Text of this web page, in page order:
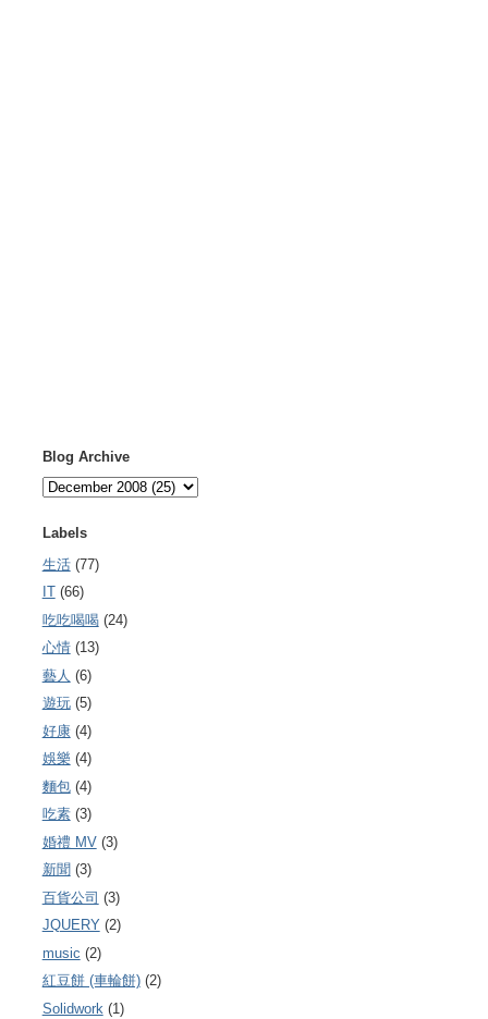
Blog Archive
Labels
生活 (77)
IT (66)
吃吃喝喝 (24)
心情 (13)
藝人 (6)
遊玩 (5)
好康 (4)
娛樂 (4)
麵包 (4)
吃素 (3)
婚禮 MV (3)
新聞 (3)
百貨公司 (3)
JQUERY (2)
music (2)
紅豆餅 (車輪餅) (2)
Solidwork (1)